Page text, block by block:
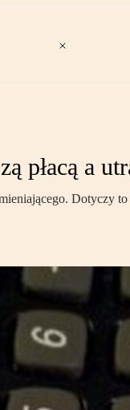
płacą a
Dotyczy